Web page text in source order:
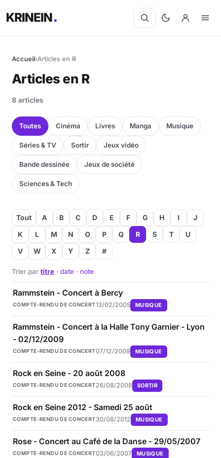
KRINEIN
Cinéma
Séries
Manga
BD
Livres
Jeux vidéo
Jeux de société
Musique
Sciences & Tech
Forum
Accueil›Articles en R
Articles en R
8 articles
Toutes Cinéma Livres Manga Musique
Séries & TV Sortir Jeux vidéo
Bande dessinée Jeux de société
Sciences & Tech
Tout A B C D E F G H I
J
K
L M N O P Q R S T
U
V
W X Y Z #
Trier par titre · date · note
Rammstein - Concert à Bercy
COMPTE-RENDU DE CONCERT13/02/2005 MUSIQUE
Rammstein - Concert à la Halle Tony Garnier - Lyon
- 02/12/2009
COMPTE-RENDU DE CONCERT07/12/2009 MUSIQUE
Rock en Seine - 20 août 2008
COMPTE-RENDU DE CONCERT26/08/2008 SORTIR
Rock en Seine 2012 - Samedi 25 août
COMPTE-RENDU DE CONCERT30/08/2012 MUSIQUE
Rose - Concert au Café de la Danse - 29/05/2007
COMPTE-RENDU DE CONCERT03/06/2007 MUSIQUE